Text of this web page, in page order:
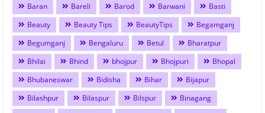
Baran
Bareli Barod Barwani
Basti
Beauty
Beauty Tips BeautyTips
Begamganj
Begumganj
Bengaluru Betul
Bharatpur
Bhilai
Bhind bhojpur Bhojpuri
Bhopal
Bhubaneswar
Bidisha Bihar
Bijapur
Bilashpur
Bilaspur Bilspur
Binagang